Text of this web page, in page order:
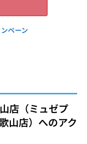
ペーン
店（ミュゼプ
山店）へのアク